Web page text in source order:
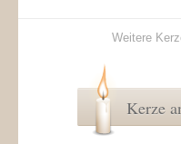
Weitere
Kerze